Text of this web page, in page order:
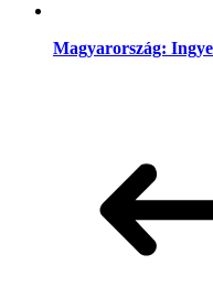
Magyarország: